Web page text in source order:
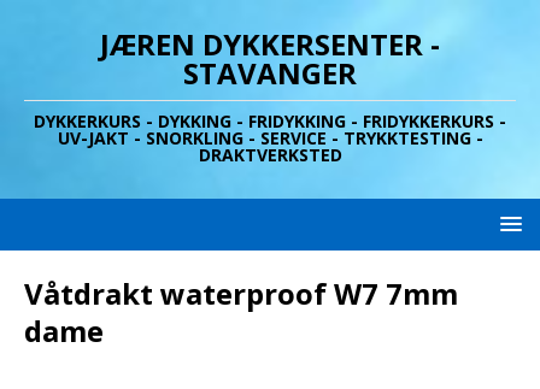
JÆREN DYKKERSENTER -
STAVANGER
DYKKERKURS - DYKKING - FRIDYKKING - FRIDYKKERKURS -
UV-JAKT - SNORKLING - SERVICE - TRYKKTESTING -
DRAKTVERKSTED
Våtdrakt waterproof W7 7mm
dame